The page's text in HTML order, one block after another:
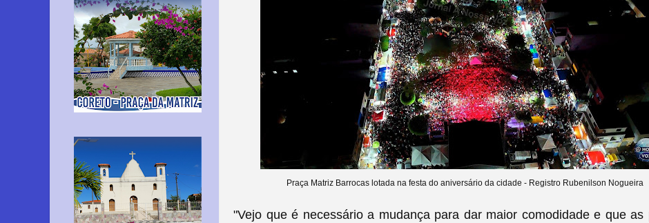
Praça Matriz Barrocas lotada na festa do aniversário da cidade - Registro Rubenilson Nogueira
"Vejo que é necessário a mudança para dar maior comodidade e que as